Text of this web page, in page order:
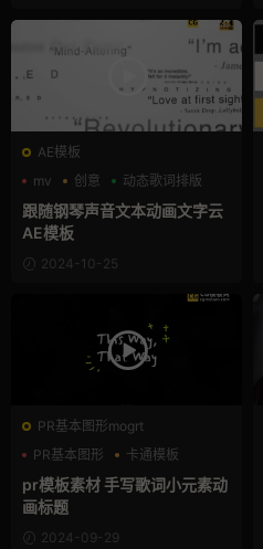
AE模板
mv
创意 动态歌词排版
跟随钢琴声音文本动画文字云
AE模板
2024-10-25
PR基本图形mogrt
PR基本图形
卡通模板
图形动画
pr模板素材 手写歌词小元素动
画标题
2024-09-29